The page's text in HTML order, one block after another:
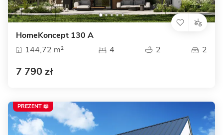
HomeKoncept 130 A
144,72 m²
4 2 2
7 790 zł
PREZENT 📖